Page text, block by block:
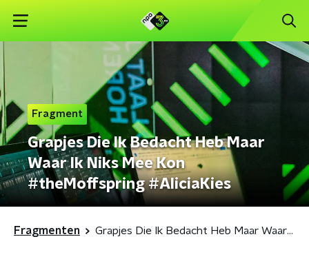
Fragment
Grapjes Die Ik Bedacht Heb Maar
Waar Ik Niks Mee Kon
#theMoffspring #AliciaKies
Fragmenten Grapjes Die Ik Bedacht Heb Maar Waar Ik Niks Mee Kon #theMoffspring #AliciaKies